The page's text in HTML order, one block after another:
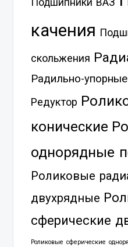
качения
скольжения
Радильно-
Редуктор
конические
однорядные
Роликовые
двухрядные
сферические
Роликовые сферические